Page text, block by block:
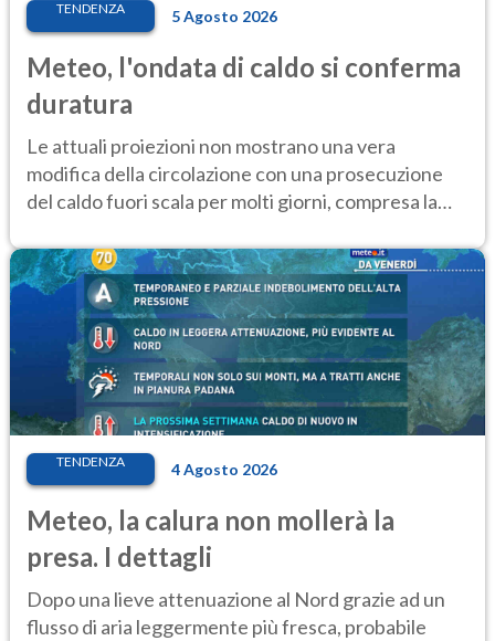
TENDENZA 5 Agosto 2026
Meteo, l'ondata di caldo si conferma
duratura
Le attuali proiezioni non mostrano una vera
modifica della circolazione con una prosecuzione
del caldo fuori scala per molti giorni, compresa la
TENDENZA 4 Agosto 2026
Meteo, la calura non mollerà la
presa. I dettagli
Dopo una lieve attenuazione al Nord grazie ad un
flusso di aria leggermente più fresca, probabile